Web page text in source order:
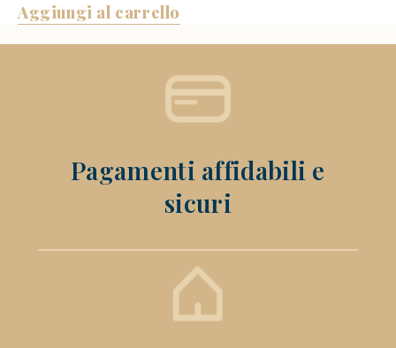
Aggiungi al carrello
Pagamenti affidabili e
sicuri